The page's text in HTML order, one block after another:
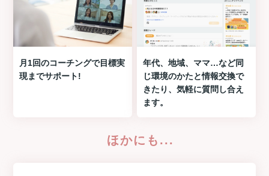
月1回のコーチングで目標実
現までサポート!
年代、地域、ママ…など同
じ環境のかたと情報交換で
きたり、気軽に質問し合え
ます。
ほかにも...